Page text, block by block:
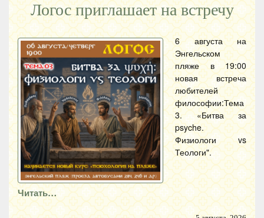
Логос приглашает на встречу
6 августа на
Энгельском
пляже в 19:00
новая встреча
любителей
философии:Тема
3. «Битва за
psyche.
Физиологи vs
Теологи".
Читать…